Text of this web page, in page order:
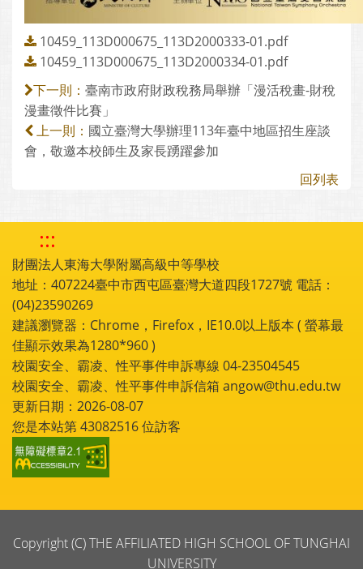
10459_113D000675_113D2000333-01.pdf
10459_113D000675_113D2000334-01.pdf
下一則： 臺南市政府財政稅務局舉辦「漫活稅畫-財稅
漫畫徵件比賽」
上一則： 國立臺灣大學辦理113年臺中地區招生座談
會，敬邀本校師生及家長踴躍參加
回列表
:::
財團法人東海大學附屬高級中等學校
地址：407224臺中市西屯區臺灣大道四段1727號 電話：
(04)23590269
建議瀏覽器：Chrome，Firefox，IE10.0以上版本 ( 螢幕最
佳顯示效果為1280*960 )
校園安全、霸凌、性平事件申訴專線 04-23504545
校園安全、霸凌、性平事件申訴信箱 angow@thu.edu.tw
更新日期：2026-08-07
您是本站第43082516位訪客
Copyright (C) THE AFFILIATED HIGH SCHOOL OF TUNGHAI
UNIVERSITY